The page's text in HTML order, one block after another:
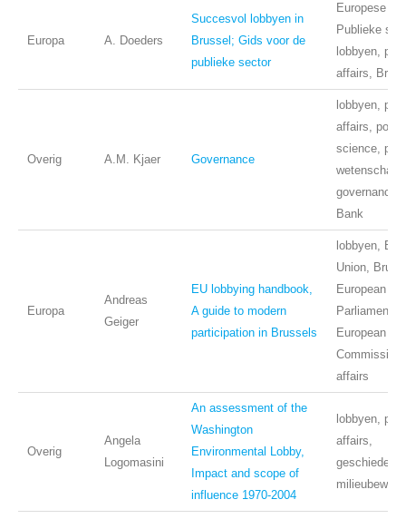
Europa A. Doeders
Succesvol lobbyen in
Brussel; Gids voor de
publieke sector
Europese
Publieke
lobbyen,
affairs,
Overig A.M. Kjaer Governance
lobbyen,
affairs,
science,
wetenschap,
governance,
Bank
Europa
Andreas
Geiger
EU lobbying handbook,
A guide to modern
participation in Brussels
lobbyen,
Union,
European
Parliament,
European
affairs
Overig
Angela
Logomasini
An assessment of the
Washington
Environmental Lobby,
Impact and scope of
influence 1970-2004
lobbyen,
affairs,